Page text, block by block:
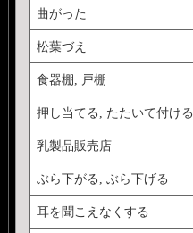
曲がった
松葉づえ
食器棚, 戸棚
押し当てる, たたいて付ける
乳製品販売店
ぶら下がる, ぶら下げる
耳を聞こえなくする